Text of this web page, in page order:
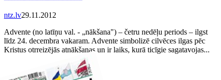
ntz.lv29.11.2012
Advente (no latīņu val. - „nākšana") – četru nedēļu periods – ilgst
līdz 24. decembra vakaram. Advente simbolizē cilvēces ilgas pēc
Kristus otrreizējās atnākšanas un ir laiks, kurā ticīgie sagatavojas...